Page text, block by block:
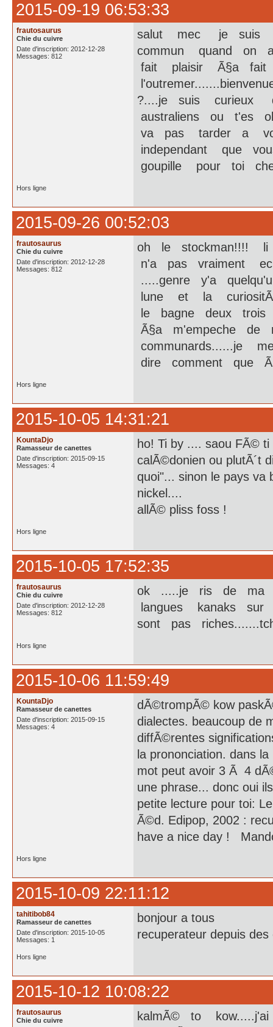
2015-09-19 06:53:33
frautosaurus
Chie du cuivre
Date d'inscription: 2012-12-28
Messages: 812
salut mec je suis
commun quand
fait plaisir Ã§a
?....je suis curieux
australiens ou t'es
va pas tarder a
independant que
goupille pour toi
Hors ligne
2015-09-26 00:52:03
frautosaurus
Chie du cuivre
Date d'inscription: 2012-12-28
Messages: 812
oh le stockman!!!!
n'a pas vraiment
.....genre y'a
lune et la
le bagne deux
Ã§a m'empeche de
communards......je
dire comment que
Hors ligne
2015-10-05 14:31:21
KountaDjo
Ramasseur de canettes
Date d'inscription: 2015-09-15
Messages: 4
ho! Ti by .... saou FÃ©
calÃ©donien ou plutÃ´t
quoi"... sinon le pays va
nickel....
allÃ© pliss foss !
Hors ligne
2015-10-05 17:52:35
frautosaurus
Chie du cuivre
Date d'inscription: 2012-12-28
Messages: 812
ok .....je ris de ma
langues kanaks
sont pas
Hors ligne
2015-10-06 11:59:49
KountaDjo
Ramasseur de canettes
Date d'inscription: 2015-09-15
Messages: 4
dÃ©trompÃ© kow
dialectes. beaucoup de
diffÃ©rentes
la prononciation. dans
mot peut avoir 3 Ã 4
une phrase... donc oui
petite lecture pour toi:
Ã©d. Edipop, 2002 :
have a nice day !
Hors ligne
2015-10-09 22:11:12
tahitibob84
Ramasseur de canettes
Date d'inscription: 2015-10-05
Messages: 1
bonjour a tous
recuperateur depuis
Hors ligne
2015-10-12 10:08:22
frautosaurus
Chie du cuivre
kalmÃ© to